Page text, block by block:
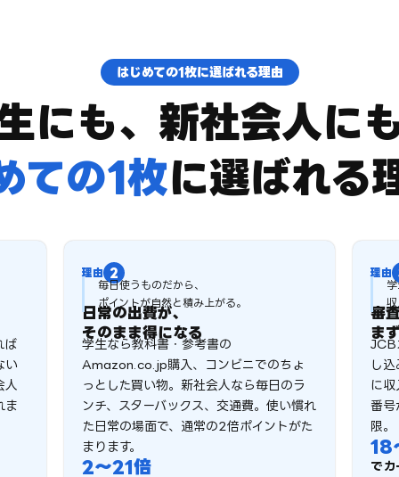
はじめての1枚に選ばれる理由
にも、新社会人に
ての1枚に選ばれる
ば
い
人
ま
毎日使うものだから、
ポイントが自然と積み上がる。
日常の出費が、
そのまま得になる
学生なら教科書・参考書の
Amazon.co.jp購入、コンビニでのちょ
っとした買い物。新社会人なら毎日のラ
ンチ、スターバックス、交通費。使い慣れ
た日常の場面で、通常の2倍ポイントがた
まります。
2〜21倍
収
審
ま
JCB
し
に収
番号
限。
18
でカ